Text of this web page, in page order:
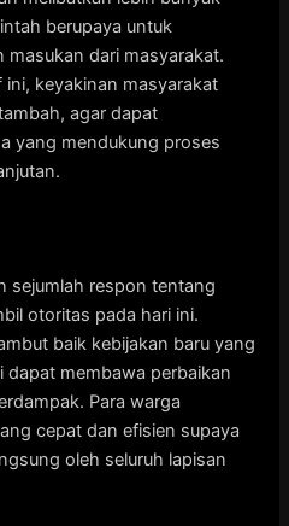
berupaya untuk
masukan dari masyarakat.
keyakinan masyarakat
agar dapat
yang mendukung proses
sejumlah respon tentang
otoritas pada hari ini.
baik kebijakan baru yang
dapat membawa perbaikan
Para warga
cepat dan efisien supaya
oleh seluruh lapisan